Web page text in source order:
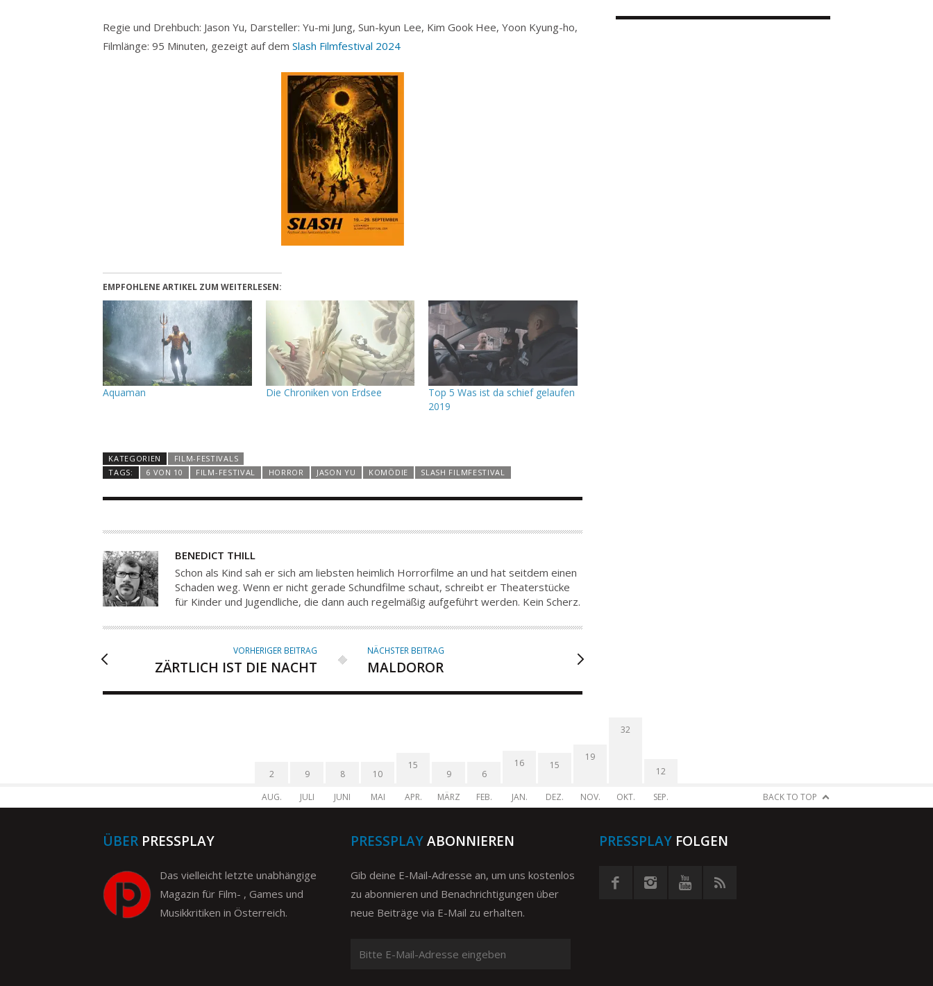
Regie und Drehbuch: Jason Yu, Darsteller: Yu-mi Jung, Sun-kyun Lee, Kim Gook Hee, Yoon Kyung-ho,
Filmlänge: 95 Minuten, gezeigt auf dem Slash Filmfestival 2024
EMPFOHLENE ARTIKEL ZUM WEITERLESEN:
Aquaman Die Chroniken von Erdsee
Top 5 Was ist da schief gelaufen
2019
KATEGORIEN
FILM-FESTIVALS
TAGS:
6 VON 10 FILM-FESTIVAL HORROR JASON YU KOMÖDIE SLASH FILMFESTIVAL
A
U
T
O
BENEDICT THILL
Schon als Kind sah er sich am liebsten heimlich Horrorfilme an und hat seitdem einen
Schaden weg. Wenn er nicht gerade Schundfilme schaut, schreibt er Theaterstücke
für Kinder und Jugendliche, die dann auch regelmäßig aufgeführt werden. Kein Scherz.
VORHERIGER BEITRAG
ZÄRTLICH IST DIE NACHT
NÄCHSTER BEITRAG
MALDOROR
2
AUG.
9
JULI
8
JUNI
10
MAI
15
APR.
9
MÄRZ
6
FEB.
16
JAN.
15
DEZ.
19
NOV.
32
OKT.
12
SEP. BACK TO TOP
ÜBER PRESSPLAY
Das vielleicht letzte unabhängige
Magazin für Film- , Games und
Musikkritiken in Österreich.
PRESSPLAYABONNIEREN
Gib deine E-Mail-Adresse an, um uns kostenlos
zu abonnieren und Benachrichtigungen über
neue Beiträge via E-Mail zu erhalten.
PRESSPLAYFOLGEN